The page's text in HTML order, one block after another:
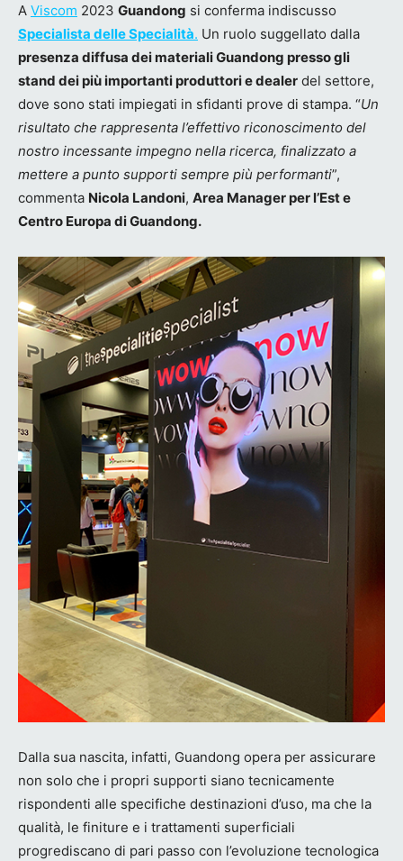
A Viscom 2023 Guandong si conferma indiscusso
Specialista delle Specialità. Un ruolo suggellato dalla
presenza diffusa dei materiali Guandong presso gli
stand dei più importanti produttori e dealer del settore,
dove sono stati impiegati in sfidanti prove di stampa. “Un
risultato che rappresenta l’effettivo riconoscimento del
nostro incessante impegno nella ricerca, finalizzato a
mettere a punto supporti sempre più performanti”,
commenta Nicola Landoni, Area Manager per l’Est e
Centro Europa di Guandong.
Dalla sua nascita, infatti, Guandong opera per assicurare
non solo che i propri supporti siano tecnicamente
rispondenti alle specifiche destinazioni d’uso, ma che la
qualità, le finiture e i trattamenti superficiali
progrediscano di pari passo con l’evoluzione tecnologica